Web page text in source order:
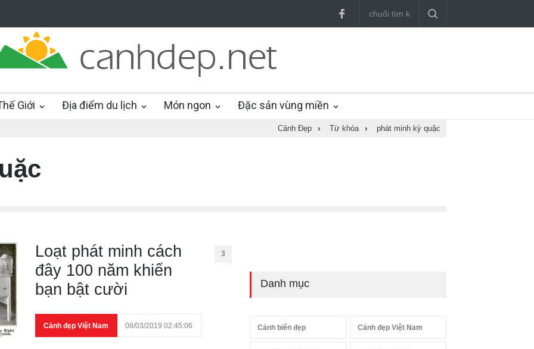
Giới Địa điểm du lịch Món ngon Đặc sản vùng miền
Cảnh Đẹp › Từ khóa › phát minh kỳ quặc
Loạt phát minh cách
đây 100 năm khiến
bạn bật cười
3
Cảnh đẹp Việt Nam 08/03/2019 02:45:06
Danh mục
Cảnh biển đẹp Cảnh đẹp Việt Nam